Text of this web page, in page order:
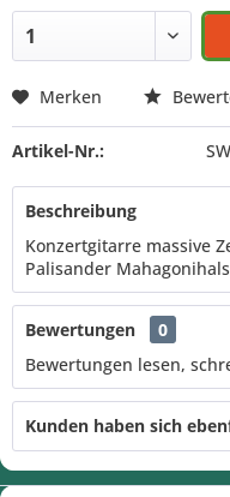
Merken
Artikel-Nr.:
Beschreibung
Konzertgitarre massive
Palisander
Bewertungen
0
Bewertungen lesen,
Kunden haben sich